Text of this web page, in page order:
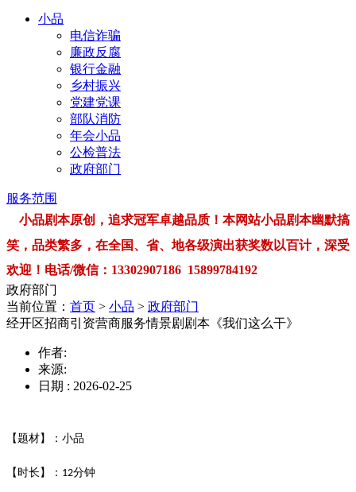
小品
电信诈骗
廉政反腐
银行金融
乡村振兴
党建党课
部队消防
年会小品
公检普法
政府部门
服务范围
小品剧本原创，追求冠军卓越品质！本网站小品剧本幽默搞
笑，品类繁多，在全国、省、地各级演出获奖数以百计，深受
欢迎！电话/微信：13302907186 15899784192
政府部门
当前位置： 首页 > 小品 > 政府部门
经开区招商引资营商服务情景剧剧本《我们这么干》
作者:
来源:
日期 : 2026-02-25
【题材】：小品
【时长】： 12分钟